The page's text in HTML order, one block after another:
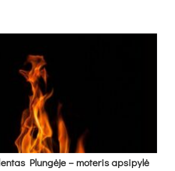
Plun­gė­je – mo­te­ris ap­si­py­lė